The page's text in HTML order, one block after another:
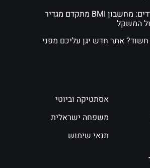
המדע של המדדים: מחשבון BMI מתקדם מגדיר
המשקל
קיבלתם SMS חשוד? אתר חדש יגן עליכם מפני
אסתטיקה וביוטי
משפחה ישראלית
תנאי שימוש